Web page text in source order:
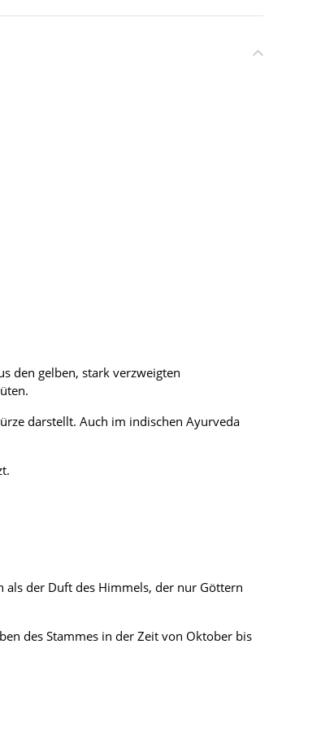
den gelben, stark verzweigten
darstellt. Auch im indischen Ayurveda
als der Duft des Himmels, der nur Göttern
des Stammes in der Zeit von Oktober bis